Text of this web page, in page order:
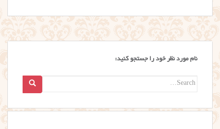
نام مورد نظر خود را جستجو کنید:
Search